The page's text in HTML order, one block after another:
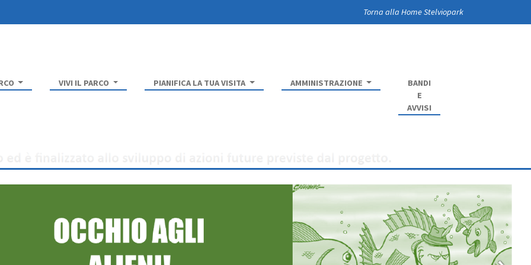
Torna alla Home Stelviopark
VIVI IL PARCO PIANIFICA LA TUA VISITA AMMINISTRAZIONE
BANDI
E
AVVISI